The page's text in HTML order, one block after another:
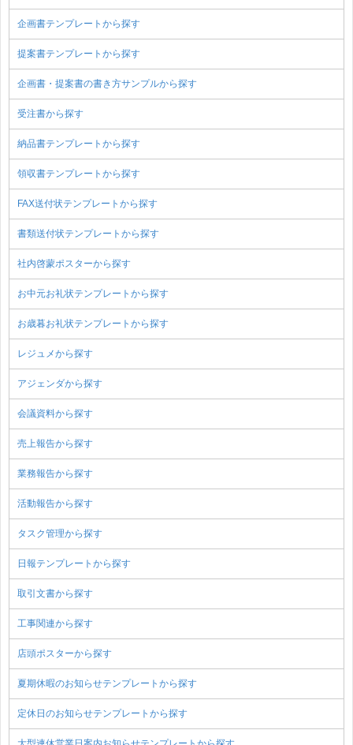
企画書テンプレートから探す
提案書テンプレートから探す
企画書・提案書の書き方サンプルから探す
受注書から探す
納品書テンプレートから探す
領収書テンプレートから探す
FAX送付状テンプレートから探す
書類送付状テンプレートから探す
社内啓蒙ポスターから探す
お中元お礼状テンプレートから探す
お歳暮お礼状テンプレートから探す
レジュメから探す
アジェンダから探す
会議資料から探す
売上報告から探す
業務報告から探す
活動報告から探す
タスク管理から探す
日報テンプレートから探す
取引文書から探す
工事関連から探す
店頭ポスターから探す
夏期休暇のお知らせテンプレートから探す
定休日のお知らせテンプレートから探す